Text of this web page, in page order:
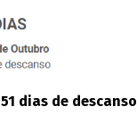
51 dias de descanso